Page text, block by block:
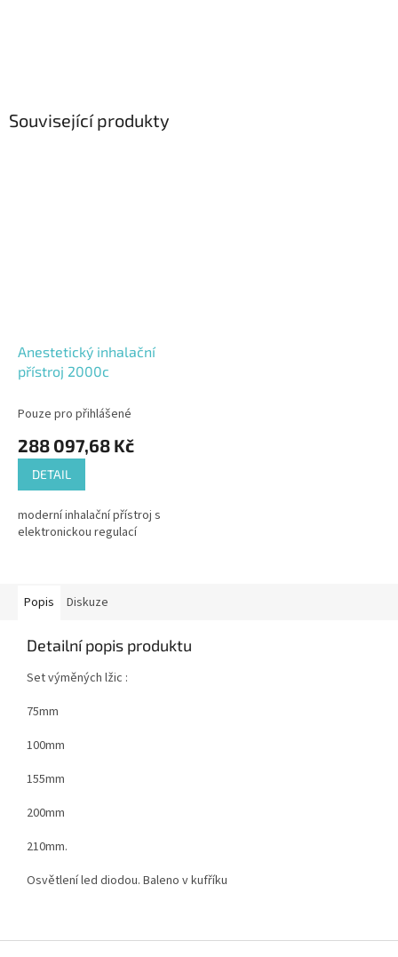
Související produkty
Anestetický inhalační
přístroj 2000c
Pouze pro přihlášené
288 097,68 Kč
DETAIL
moderní inhalační přístroj s
elektronickou regulací
Popis Diskuze
Detailní popis produktu
Set výměných lžic :
75mm
100mm
155mm
200mm
210mm.
Osvětlení led diodou. Baleno v kufříku